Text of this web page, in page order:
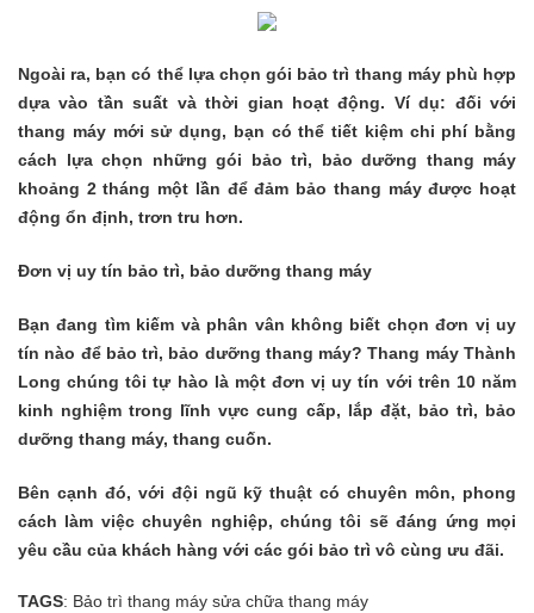
Ngoài ra, bạn có thể lựa chọn gói bảo trì thang máy phù hợp
dựa vào tần suất và thời gian hoạt động. Ví dụ: đối với
thang máy mới sử dụng, bạn có thể tiết kiệm chi phí bằng
cách lựa chọn những gói bảo trì, bảo dưỡng thang máy
khoảng 2 tháng một lần để đảm bảo thang máy được hoạt
động ổn định, trơn tru hơn.
Đơn vị uy tín bảo trì, bảo dưỡng thang máy
Bạn đang tìm kiếm và phân vân không biết chọn đơn vị uy
tín nào để bảo trì, bảo dưỡng thang máy? Thang máy Thành
Long chúng tôi tự hào là một đơn vị uy tín với trên 10 năm
kinh nghiệm trong lĩnh vực cung cấp, lắp đặt, bảo trì, bảo
dưỡng thang máy, thang cuốn.
Bên cạnh đó, với đội ngũ kỹ thuật có chuyên môn, phong
cách làm việc chuyên nghiệp, chúng tôi sẽ đáng ứng mọi
yêu cầu của khách hàng với các gói bảo trì vô cùng ưu đãi.
TAGS: Bảo trì thang máy sửa chữa thang máy